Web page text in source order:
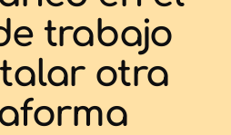
trabajo
otra